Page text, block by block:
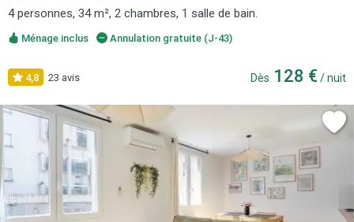
4 personnes, 34 m², 2 chambres, 1 salle de bain.
Ménage inclus Annulation gratuite (J-43)
4,8 23 avis Dès 128 € / nuit